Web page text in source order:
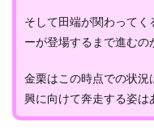
そして田端が関わってく
ーが登場するまで進むの
金栗はこの時点での状況
興に向けて奔走する姿は